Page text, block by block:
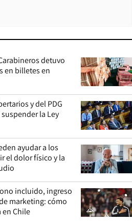
detuvo
en billetes en
y del PDG
la Ley
ayudar a los
el dolor físico y la
incluido, ingreso
marketing: cómo
en Chile